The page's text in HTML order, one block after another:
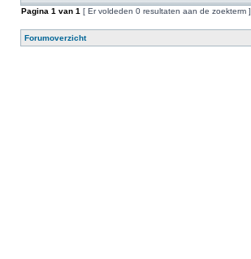
Pagina 1 van 1 [ Er voldeden 0 resultaten aan de zoekterm ]
Forumoverzicht